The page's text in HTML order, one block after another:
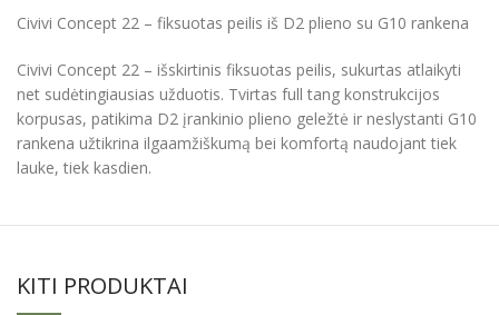
Civivi Concept 22 – fiksuotas peilis iš D2 plieno su G10 rankena
Civivi Concept 22 – išskirtinis fiksuotas peilis, sukurtas atlaikyti
net sudėtingiausias užduotis. Tvirtas full tang konstrukcijos
korpusas, patikima D2 įrankinio plieno geležtė ir neslystanti G10
rankena užtikrina ilgaamžiškumą bei komfortą naudojant tiek
lauke, tiek kasdien.
KITI PRODUKTAI